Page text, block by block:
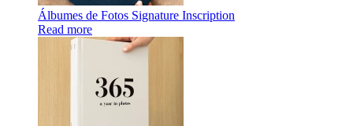
Álbumes de Fotos Signature Inscription
Read more